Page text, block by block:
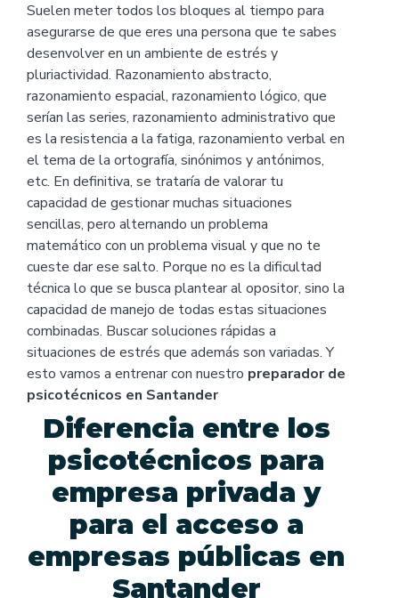
Suelen meter todos los bloques al tiempo para
asegurarse de que eres una persona que te sabes
desenvolver en un ambiente de estrés y
pluriactividad. Razonamiento abstracto,
razonamiento espacial, razonamiento lógico, que
serían las series, razonamiento administrativo que
es la resistencia a la fatiga, razonamiento verbal en
el tema de la ortografía, sinónimos y antónimos,
etc. En definitiva, se trataría de valorar tu
capacidad de gestionar muchas situaciones
sencillas, pero alternando un problema
matemático con un problema visual y que no te
cueste dar ese salto. Porque no es la dificultad
técnica lo que se busca plantear al opositor, sino la
capacidad de manejo de todas estas situaciones
combinadas. Buscar soluciones rápidas a
situaciones de estrés que además son variadas. Y
esto vamos a entrenar con nuestro preparador de
psicotécnicos en Santander
Diferencia entre los
psicotécnicos para
empresa privada y
para el acceso a
empresas públicas en
Santander